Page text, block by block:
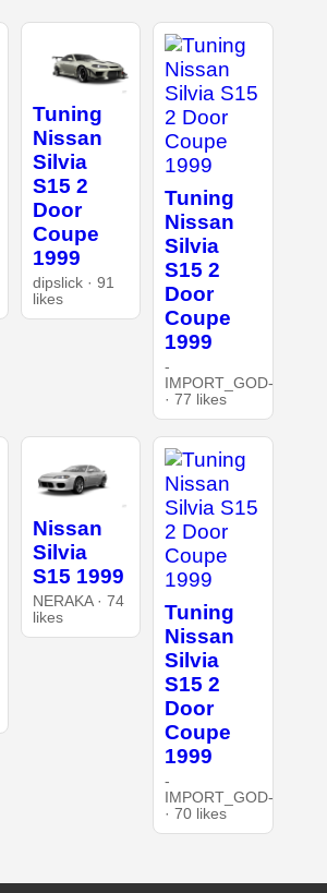
Tuning
Nissan
Silvia
S15 2
Door
Coupe
1999
dipslick · 91
likes
Tuning
Nissan
Silvia
S15 2
Door
Coupe
1999
-
IMPORT_GOD-
· 77 likes
Nissan
Silvia
S15 1999
NERAKA · 74
likes
Tuning
Nissan
Silvia
S15 2
Door
Coupe
1999
-
IMPORT_GOD-
· 70 likes